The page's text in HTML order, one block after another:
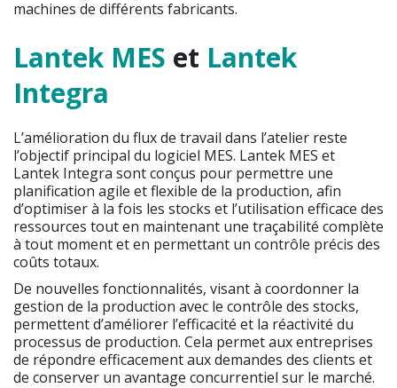
machines de différents fabricants.
Lantek MES et Lantek
Integra
L’amélioration du flux de travail dans l’atelier reste
l’objectif principal du logiciel MES. Lantek MES et
Lantek Integra sont conçus pour permettre une
planification agile et flexible de la production, afin
d’optimiser à la fois les stocks et l’utilisation efficace des
ressources tout en maintenant une traçabilité complète
à tout moment et en permettant un contrôle précis des
coûts totaux.
De nouvelles fonctionnalités, visant à coordonner la
gestion de la production avec le contrôle des stocks,
permettent d’améliorer l’efficacité et la réactivité du
processus de production. Cela permet aux entreprises
de répondre efficacement aux demandes des clients et
de conserver un avantage concurrentiel sur le marché.